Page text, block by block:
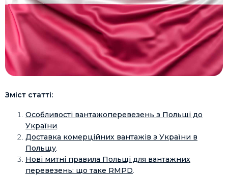
Зміст статті:
Особливості вантажоперевезень з Польщі до
України.
Доставка комерційних вантажів з України в
Польщу.
Нові митні правила Польщі для вантажних
перевезень: що таке RMPD.